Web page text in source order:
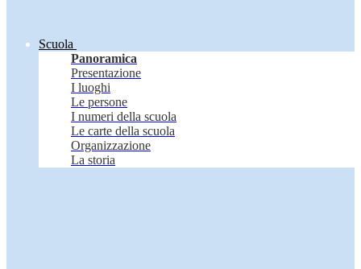
Scuola
Panoramica
Presentazione
I luoghi
Le persone
I numeri della scuola
Le carte della scuola
Organizzazione
La storia